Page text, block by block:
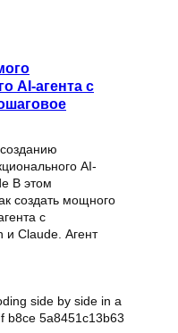
AI-агента с
AI-
В этом
создать мощного
с
и Claude. Агент